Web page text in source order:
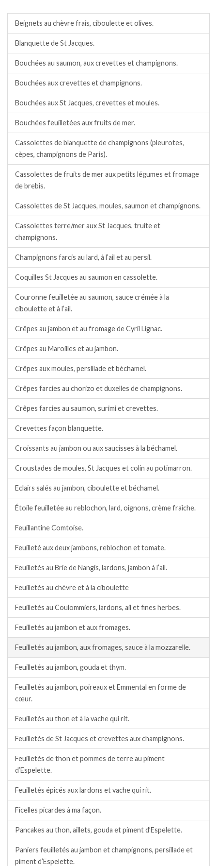
Beignets au chèvre frais, ciboulette et olives.
Blanquette de St Jacques.
Bouchées au saumon, aux crevettes et champignons.
Bouchées aux crevettes et champignons.
Bouchées aux St Jacques, crevettes et moules.
Bouchées feuilletées aux fruits de mer.
Cassolettes de blanquette de champignons (pleurotes,
cèpes, champignons de Paris).
Cassolettes de fruits de mer aux petits légumes et fromage
de brebis.
Cassolettes de St Jacques, moules, saumon et champignons.
Cassolettes terre/mer aux St Jacques, truite et
champignons.
Champignons farcis au lard, à l’ail et au persil.
Coquilles St Jacques au saumon en cassolette.
Couronne feuilletée au saumon, sauce crémée à la
ciboulette et à l’ail.
Crêpes au jambon et au fromage de Cyril Lignac.
Crêpes au Maroilles et au jambon.
Crêpes aux moules, persillade et béchamel.
Crêpes farcies au chorizo et duxelles de champignons.
Crêpes farcies au saumon, surimi et crevettes.
Crevettes façon blanquette.
Croissants au jambon ou aux saucisses à la béchamel.
Croustades de moules, St Jacques et colin au potimarron.
Eclairs salés au jambon, ciboulette et béchamel.
Étoile feuilletée au reblochon, lard, oignons, crème fraîche.
Feuillantine Comtoise.
Feuilleté aux deux jambons, reblochon et tomate.
Feuilletés au Brie de Nangis, lardons, jambon à l’ail.
Feuilletés au chèvre et à la ciboulette
Feuilletés au Coulommiers, lardons, ail et fines herbes.
Feuilletés au jambon et aux fromages.
Feuilletés au jambon, aux fromages, sauce à la mozzarelle.
Feuilletés au jambon, gouda et thym.
Feuilletés au jambon, poireaux et Emmental en forme de
cœur.
Feuilletés au thon et à la vache qui rit.
Feuilletés de St Jacques et crevettes aux champignons.
Feuilletés de thon et pommes de terre au piment
d’Espelette.
Feuilletés épicés aux lardons et vache qui rit.
Ficelles picardes à ma façon.
Pancakes au thon, aillets, gouda et piment d’Espelette.
Paniers feuilletés au jambon et champignons, persillade et
piment d’Espelette.